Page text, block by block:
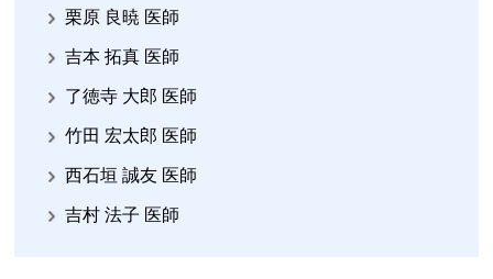
栗原 良暁 医師
吉本 拓真 医師
了徳寺 大郎 医師
竹田 宏太郎 医師
西石垣 誠友 医師
吉村 法子 医師